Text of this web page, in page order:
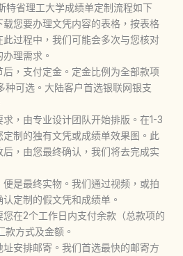
特省理工大学成绩单定制流程如下
您要办理文凭内容的表格，按表格
过程中，我们可能会多次与您核对
理需求。
，支付定金。定金比例为全部款项
可选。大陆客户首选银联网银支
，由专业设计团队开始排版。在1-3
制的独有文凭或成绩单效果图。此
，由您最终确认，我们将去完成实
是最终实物。我们通过视频，或拍
定制的假文凭和成绩单。
在2个工作日内支付余款（总款项的
方式及金额。
安排邮寄。我们首选最快的邮寄方